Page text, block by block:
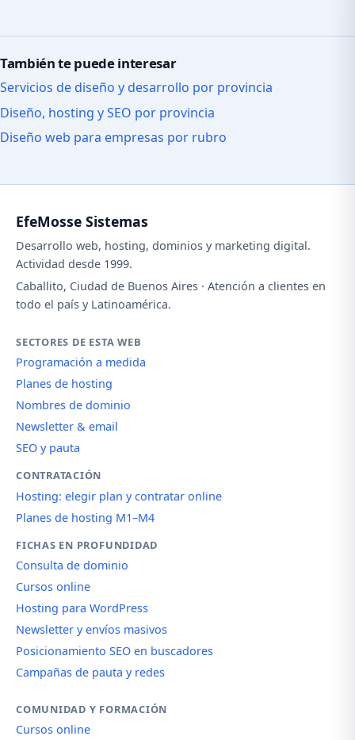
También te puede interesar
Servicios de diseño y desarrollo por provincia
Diseño, hosting y SEO por provincia
Diseño web para empresas por rubro
EfeMosse Sistemas
Desarrollo web, hosting, dominios y marketing digital.
Actividad desde 1999.
Caballito, Ciudad de Buenos Aires · Atención a clientes en
todo el país y Latinoamérica.
SECTORES DE ESTA WEB
Programación a medida
Planes de hosting
Nombres de dominio
Newsletter & email
SEO y pauta
CONTRATACIÓN
Hosting: elegir plan y contratar online
Planes de hosting M1–M4
FICHAS EN PROFUNDIDAD
Consulta de dominio
Cursos online
Hosting para WordPress
Newsletter y envíos masivos
Posicionamiento SEO en buscadores
Campañas de pauta y redes
COMUNIDAD Y FORMACIÓN
Cursos online